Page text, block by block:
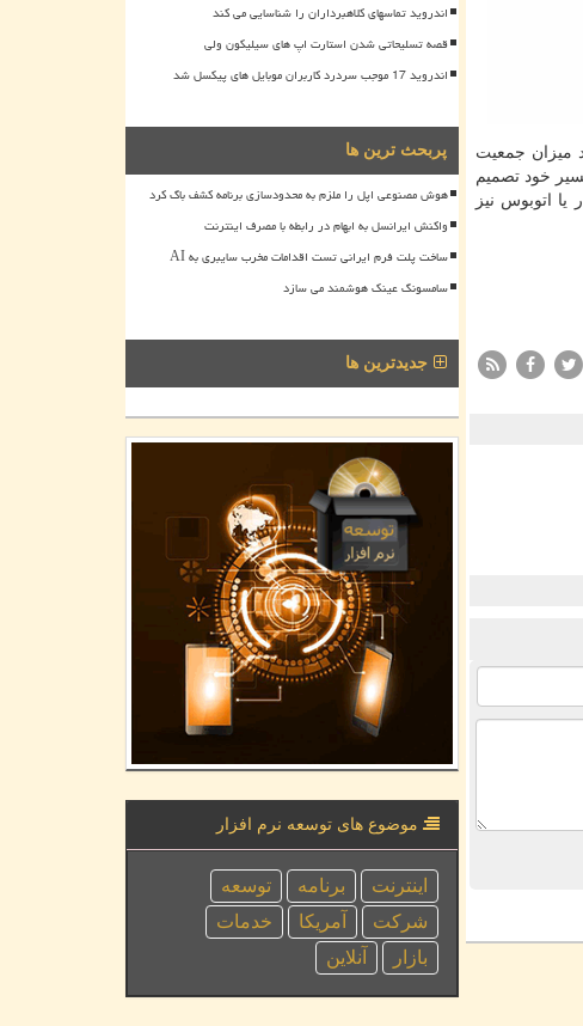
میزان جمعیت
خود تصمیم
اتوبوس نیز
اندروید تماسهای کلاهبرداران را شناسایی می کند
قصه تسلیحاتی شدن استارت اپ های سیلیکون ولی
اندروید 17 موجب سردرد کاربران موبایل های پیکسل شد
پربحث ترین ها
هوش مصنوعی اپل را ملزم به محدودسازی برنامه کشف باگ کرد
واکنش ایرانسل به ابهام در رابطه با مصرف اینترنت
ساخت پلت فرم ایرانی تست اقدامات مخرب سایبری به AI
سامسونگ عینک هوشمند می سازد
جدیدترین ها
موضوع های توسعه نرم افزار
اینترنت برنامه
توسعه
شركت
آمریكا
خدمات
بازار
آنلاین